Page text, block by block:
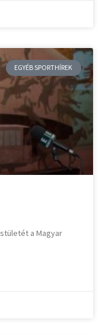
EGYÉB SPORTHÍREK
a Magyar